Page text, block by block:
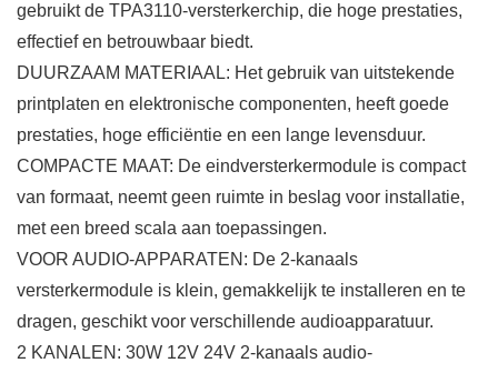
gebruikt de TPA3110-versterkerchip, die hoge prestaties,
effectief en betrouwbaar biedt.
DUURZAAM MATERIAAL: Het gebruik van uitstekende
printplaten en elektronische componenten, heeft goede
prestaties, hoge efficiëntie en een lange levensduur.
COMPACTE MAAT: De eindversterkermodule is compact
van formaat, neemt geen ruimte in beslag voor installatie,
met een breed scala aan toepassingen.
VOOR AUDIO-APPARATEN: De 2-kanaals
versterkermodule is klein, gemakkelijk te installeren en te
dragen, geschikt voor verschillende audioapparatuur.
2 KANALEN: 30W 12V 24V 2-kanaals audio-